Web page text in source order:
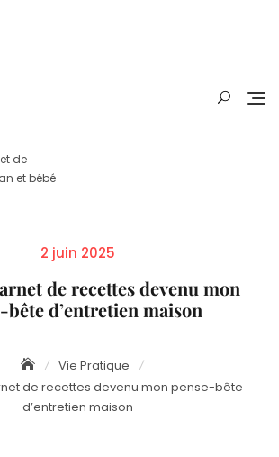
de
et bébé
Posted
2 juin 2025
de recettes devenu mon
bête d’entretien maison
Vie Pratique
de recettes devenu mon pense-bête
d’entretien maison